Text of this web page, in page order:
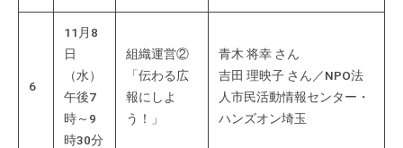
6
11月8
日
（水）
午後7
時～9
時30分
組織運営②
「伝わる広
報にしよ
う！」
青木 将幸 さん
吉田 理映子 さん／NPO法
人市民活動情報センター・
ハンズオン埼玉